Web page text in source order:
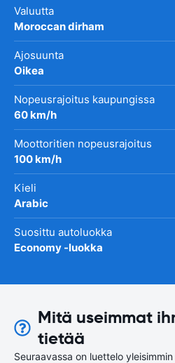
Valuutta
Moroccan dirham
Ajosuunta
Oikea
Nopeusrajoitus kaupungissa
60 km/h
Moottoritien nopeusrajoitus
100 km/h
Kieli
Arabic
Suosittu autoluokka
Economy -luokka
Mitä useimmat
tietää
Seuraavassa on luettelo